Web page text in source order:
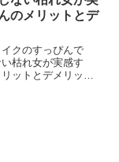
のメリットとデ
クのすっぴんで
枯れ女が実感す
ットとデメリット